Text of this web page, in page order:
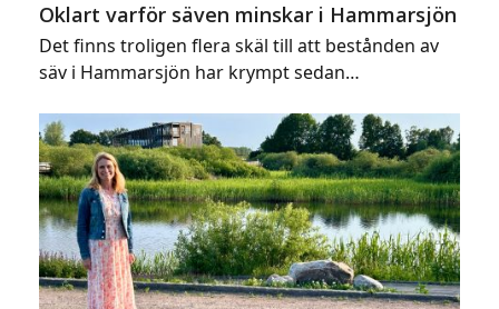
Oklart varför säven minskar i Hammarsjön
Det finns troligen flera skäl till att bestånden av
säv i Hammarsjön har krympt sedan…